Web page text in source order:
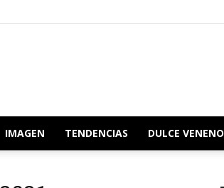
Redacción
IMAGEN TENDENCIAS DULCE VENENO